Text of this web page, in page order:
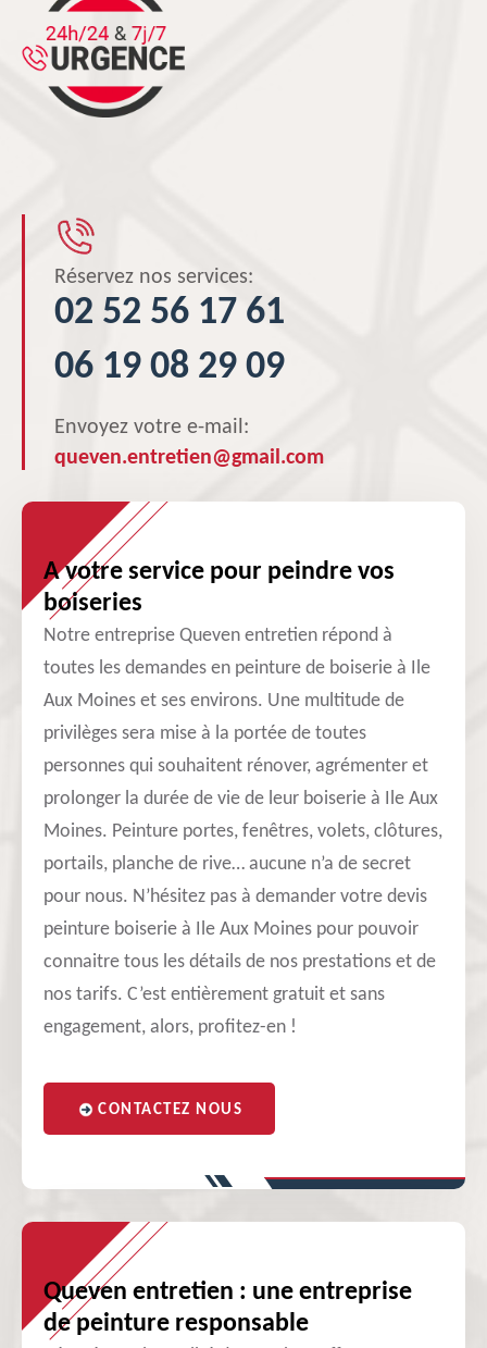
Réservez nos services:
02 52 56 17 61
06 19 08 29 09
Envoyez votre e-mail:
queven.entretien@gmail.com
A votre service pour peindre vos
boiseries
Notre entreprise Queven entretien répond à
toutes les demandes en peinture de boiserie à Ile
Aux Moines et ses environs. Une multitude de
privilèges sera mise à la portée de toutes
personnes qui souhaitent rénover, agrémenter et
prolonger la durée de vie de leur boiserie à Ile Aux
Moines. Peinture portes, fenêtres, volets, clôtures,
portails, planche de rive… aucune n’a de secret
pour nous. N’hésitez pas à demander votre devis
peinture boiserie à Ile Aux Moines pour pouvoir
connaitre tous les détails de nos prestations et de
nos tarifs. C’est entièrement gratuit et sans
engagement, alors, profitez-en !
CONTACTEZ NOUS
Queven entretien : une entreprise
de peinture responsable